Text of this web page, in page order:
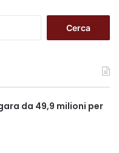
c
p
da 49,9 milioni per